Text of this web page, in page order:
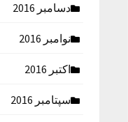
دسامبر 2016
نوامبر 2016
اکتبر 2016
سپتامبر 2016